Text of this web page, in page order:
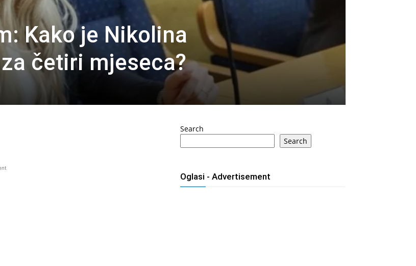
Kako je Nikolina
četiri mjeseca?
Search
Search
Oglasi - Advertisement